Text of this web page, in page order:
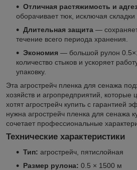
Отличная растяжимость и
оборачивает тюк, исключая
Длительная защита —
течение всего периода хранения.
Экономия — большой рулон
количество стыков и ускоряет
упаковку.
Эта агрострейч пленка для сенажа
хозяйств и агропредприятий, которые
хотят агрострейч купить с гарантией
нужна агрострейч пленка для сенажа
сочетает профессиональные
Технические характеристики
Тип: агрострейч, пятислойная
Размер рулона: 0.5 × 1500 м